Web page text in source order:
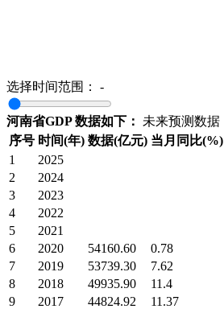
选择时间范围： -
河南省GDP 数据如下：
未来预测数据
序号 时间(年) 数据(亿元) 当月同比(%)
1
2025
2
2024
3
2023
4
2022
5
2021
6
2020 54160.60
0.78
7
2019 53739.30
7.62
8
2018 49935.90
11.4
9
2017 44824.92
11.37